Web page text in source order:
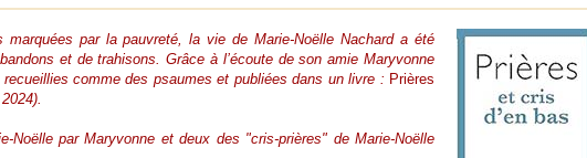
marquées par la pauvreté, la vie de Marie-Noëlle Nachard a été
et de trahisons. Grâce à l’écoute de son amie Maryvonne
comme des psaumes et publiées dans un livre : Prières
Noëlle par Maryvonne et deux des "cris-prières" de Marie-Noëlle